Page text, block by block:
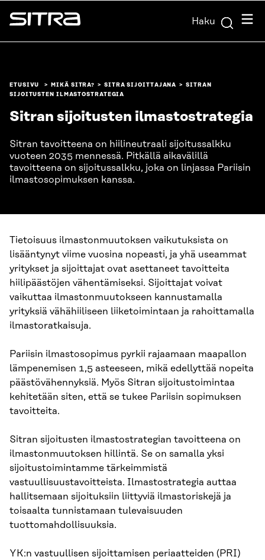
Siirry
suoraan
Sitra Haku
ETUSIVU MIKÄ SITRA? SITRA SIJOITTAJANA
SITRAN
SIJOITUSTEN ILMASTOSTRATEGIA
Sitran sijoitusten ilmastostrategia
Sitran tavoitteena on hiilineutraali sijoitussalkku
vuoteen 2035 mennessä. Pitkällä aikavälillä
tavoitteena on sijoitussalkku, joka on linjassa Pariisin
ilmastosopimuksen kanssa.
Tietoisuus ilmastonmuutoksen vaikutuksista on
lisääntynyt viime vuosina nopeasti, ja yhä useammat
yritykset ja sijoittajat ovat asettaneet tavoitteita
hiilipäästöjen vähentämiseksi. Sijoittajat voivat
vaikuttaa ilmastonmuutokseen kannustamalla
yrityksiä vähähiiliseen liiketoimintaan ja rahoittamalla
ilmastoratkaisuja.
Pariisin ilmastosopimus pyrkii rajaamaan maapallon
lämpenemisen 1,5 asteeseen, mikä edellyttää nopeita
päästövähennyksiä. Myös Sitran sijoitustoimintaa
kehitetään siten, että se tukee Pariisin sopimuksen
tavoitteita.
Sitran sijoitusten ilmastostrategian tavoitteena on
ilmastonmuutoksen hillintä. Se on samalla yksi
sijoitustoimintamme tärkeimmistä
vastuullisuustavoitteista. Ilmastostrategia auttaa
hallitsemaan sijoituksiin liittyviä ilmastoriskejä ja
toisaalta tunnistamaan tulevaisuuden
tuottomahdollisuuksia.
YK:n vastuullisen sijoittamisen periaatteiden (PRI)